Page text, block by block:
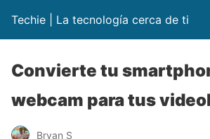
Techie | La tecnología cerca de ti
Convierte tu
webcam para tus
Bryan S